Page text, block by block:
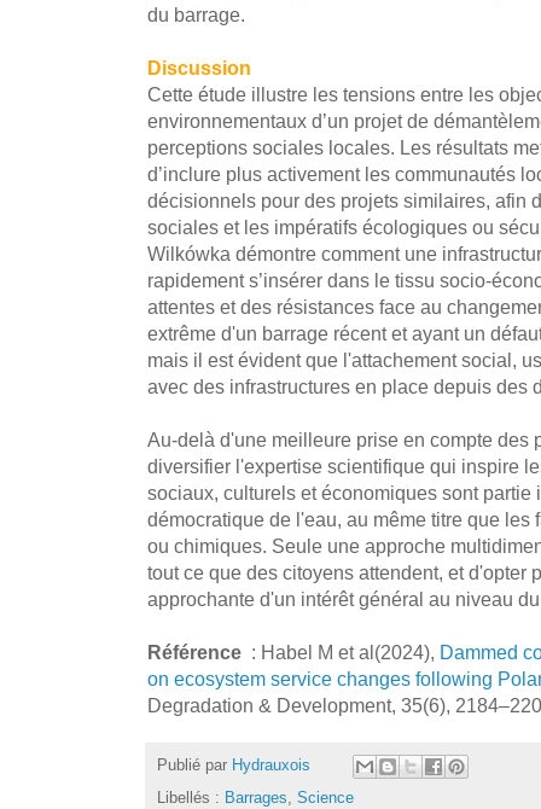
du barrage.
Discussion
Cette étude illustre les tensions entre les
environnementaux d’un projet de
perceptions sociales locales. Les résultats
d’inclure plus activement les communautés
décisionnels pour des projets similaires, afin
sociales et les impératifs écologiques ou
Wilkówka démontre comment une
rapidement s’insérer dans le tissu socio-
attentes et des résistances face au
extrême d'un barrage récent et ayant un
mais il est évident que l'attachement social,
avec des infrastructures en place depuis des
Au-delà d'une meilleure prise en compte des
diversifier l'expertise scientifique qui inspire
sociaux, culturels et économiques sont partie
démocratique de l'eau, au même titre que
ou chimiques. Seule une approche
tout ce que des citoyens attendent, et d'opter
approchante d'un intérêt général au niveau
Référence : Habel M et al(2024), Dammed
on ecosystem service changes following
Degradation & Development, 35(6),
Publié par Hydrauxois
Libellés : Barrages, Science